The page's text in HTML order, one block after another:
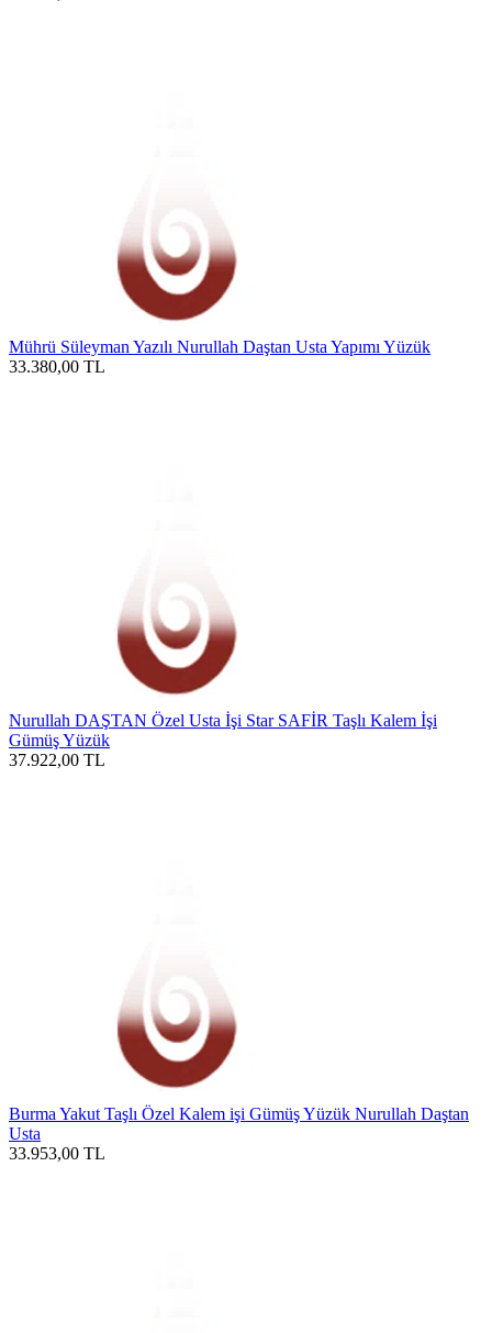
Mührü Süleyman Yazılı Nurullah Daştan Usta Yapımı Yüzük
33.380,00 TL
Nurullah DAŞTAN Özel Usta İşi Star SAFİR Taşlı Kalem İşi
Gümüş Yüzük
37.922,00 TL
Burma Yakut Taşlı Özel Kalem işi Gümüş Yüzük Nurullah Daştan
Usta
33.953,00 TL